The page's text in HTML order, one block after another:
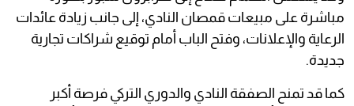
مباشرة على مبيعات قمصان النادي، إلى جانب زيادة عائدات
الرعاية والإعلانات، وفتح الباب أمام توقيع شراكات تجارية
جديدة.
كما قد تمنح الصفقة النادي والدوري التركي فرصة أكبر